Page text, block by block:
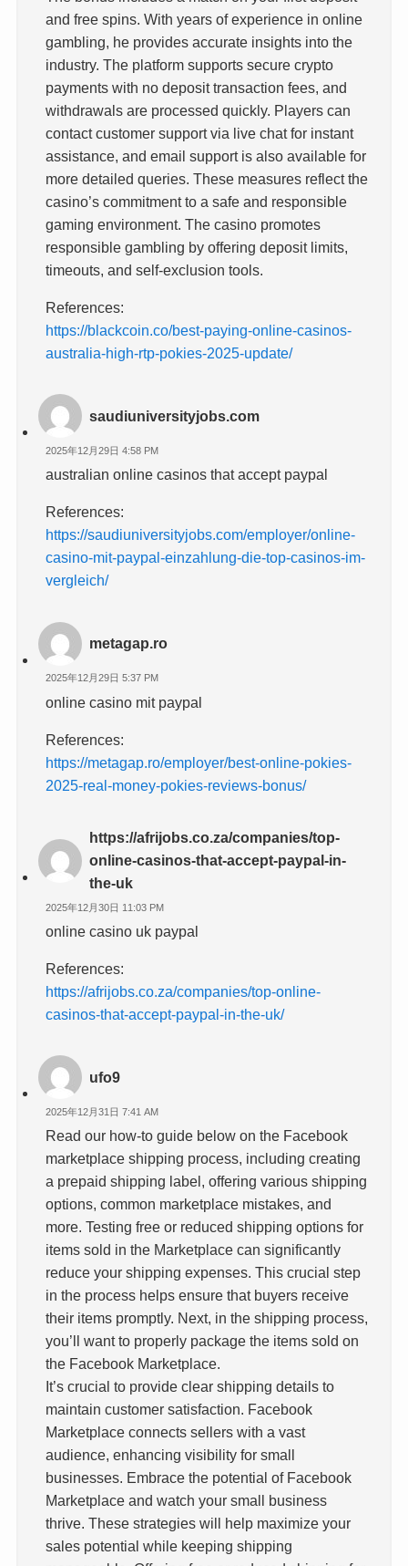
and free spins. With years of experience in online
gambling, he provides accurate insights into the
industry. The platform supports secure crypto
payments with no deposit transaction fees, and
withdrawals are processed quickly. Players can
contact customer support via live chat for instant
assistance, and email support is also available for
more detailed queries. These measures reflect the
casino’s commitment to a safe and responsible
gaming environment. The casino promotes
responsible gambling by offering deposit limits,
timeouts, and self-exclusion tools.
References:
https://blackcoin.co/best-paying-online-casinos-
australia-high-rtp-pokies-2025-update/
saudiuniversityjobs.com
2025年12月29日 4:58 PM
australian online casinos that accept paypal
References:
https://saudiuniversityjobs.com/employer/online-
casino-mit-paypal-einzahlung-die-top-casinos-im-
vergleich/
metagap.ro
2025年12月29日 5:37 PM
online casino mit paypal
References:
https://metagap.ro/employer/best-online-pokies-
2025-real-money-pokies-reviews-bonus/
https://afrijobs.co.za/companies/top-
online-casinos-that-accept-paypal-in-
the-uk
2025年12月30日 11:03 PM
online casino uk paypal
References:
https://afrijobs.co.za/companies/top-online-
casinos-that-accept-paypal-in-the-uk/
ufo9
2025年12月31日 7:41 AM
Read our how-to guide below on the Facebook
marketplace shipping process, including creating
a prepaid shipping label, offering various shipping
options, common marketplace mistakes, and
more. Testing free or reduced shipping options for
items sold in the Marketplace can significantly
reduce your shipping expenses. This crucial step
in the process helps ensure that buyers receive
their items promptly. Next, in the shipping process,
you’ll want to properly package the items sold on
the Facebook Marketplace.
It’s crucial to provide clear shipping details to
maintain customer satisfaction. Facebook
Marketplace connects sellers with a vast
audience, enhancing visibility for small
businesses. Embrace the potential of Facebook
Marketplace and watch your small business
thrive. These strategies will help maximize your
sales potential while keeping shipping